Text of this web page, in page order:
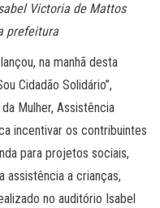
Victoria de Mattos
prefeitura
na manhã desta
Cidadão Solidário”,
Mulher, Assistência
incentivar os contribuintes
para projetos sociais,
assistência a crianças,
no auditório Isabel